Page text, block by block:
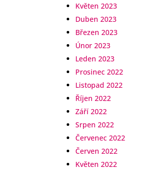
Květen 2023
Duben 2023
Březen 2023
Únor 2023
Leden 2023
Prosinec 2022
Listopad 2022
Říjen 2022
Září 2022
Srpen 2022
Červenec 2022
Červen 2022
Květen 2022